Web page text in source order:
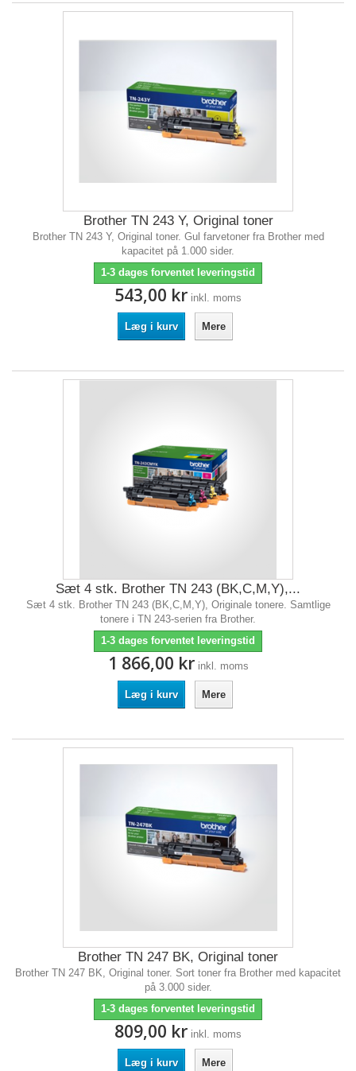
Brother TN 243 Y, Original toner
Brother TN 243 Y, Original toner. Gul farvetoner fra Brother med
kapacitet på 1.000 sider.
1-3 dages forventet leveringstid
543,00 kr inkl. moms
Læg i kurv Mere
Sæt 4 stk. Brother TN 243 (BK,C,M,Y),...
Sæt 4 stk. Brother TN 243 (BK,C,M,Y), Originale tonere. Samtlige
tonere i TN 243-serien fra Brother.
1-3 dages forventet leveringstid
1 866,00 kr inkl. moms
Læg i kurv Mere
Brother TN 247 BK, Original toner
Brother TN 247 BK, Original toner. Sort toner fra Brother med kapacitet
på 3.000 sider.
1-3 dages forventet leveringstid
809,00 kr inkl. moms
Læg i kurv Mere